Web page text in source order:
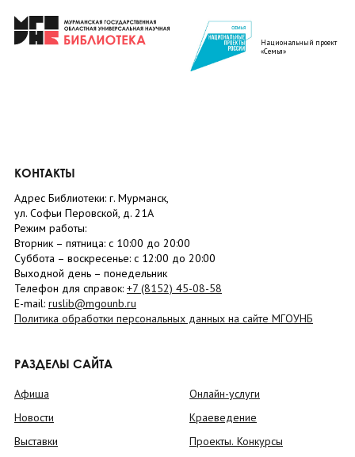
Национальный проект
«Семья»
КОНТАКТЫ
Адрес Библиотеки: г. Мурманск,
ул. Софьи Перовской, д. 21А
Режим работы:
Вторник – пятница: с 10:00 до 20:00
Суббота – воскресенье: c 12:00 до 20:00
Выходной день – понедельник
Телефон для справок: +7 (8152) 45-08-58
E-mail: ruslib@mgounb.ru
Политика обработки персональных данных на сайте МГОУНБ
РАЗДЕЛЫ САЙТА
Афиша
Новости
Выставки
Онлайн-услуги
Краеведение
Проекты. Конкурсы